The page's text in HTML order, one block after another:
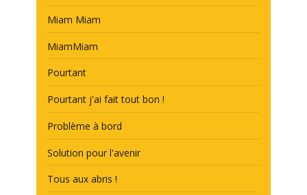
Miam Miam
MiamMiam
Pourtant
Pourtant j'ai fait tout bon !
Problème à bord
Solution pour l'avenir
Tous aux abris !